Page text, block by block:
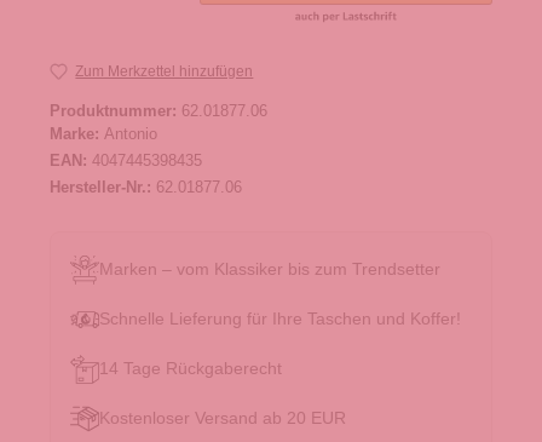
Zum Merkzettel hinzufügen
Produktnummer: 62.01877.06
Marke: Antonio
EAN: 4047445398435
Hersteller-Nr.: 62.01877.06
Marken – vom Klassiker bis zum Trendsetter
Schnelle Lieferung für Ihre Taschen und Koffer!
14 Tage Rückgaberecht
Kostenloser Versand ab 20 EUR